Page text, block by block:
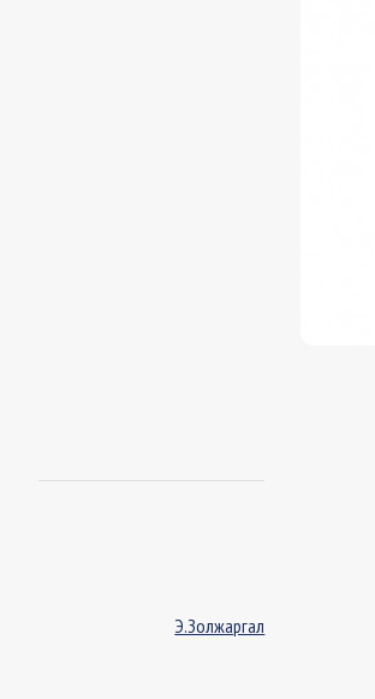
Э.Золжаргал